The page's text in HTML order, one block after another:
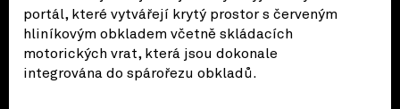
portál, které vytvářejí krytý prostor s červeným
hliníkovým obkladem včetně skládacích
motorických vrat, která jsou dokonale
integrována do spárořezu obkladů.